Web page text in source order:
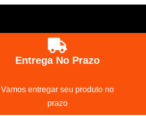
Entrega No Prazo
Vamos entregar seu produto no
prazo